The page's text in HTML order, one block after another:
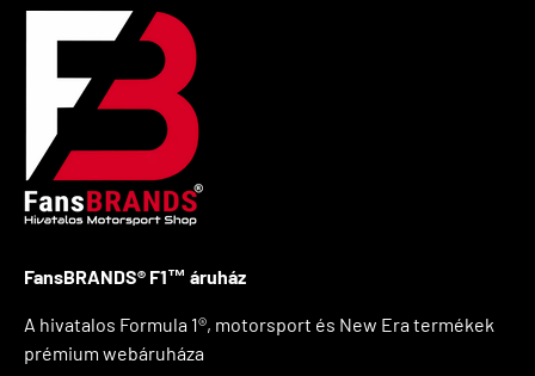
FansBRANDS® F1™ áruház
A hivatalos Formula 1®, motorsport és New Era termékek
prémium webáruháza